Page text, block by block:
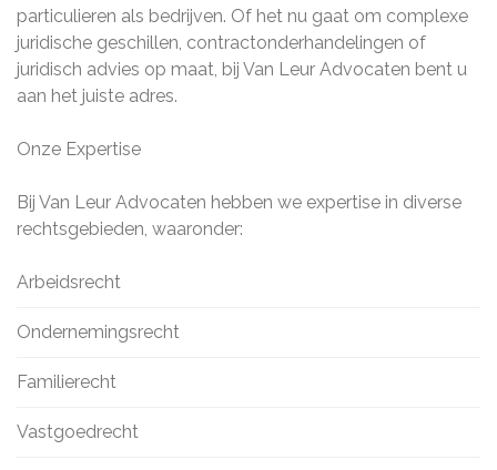
particulieren als bedrijven. Of het nu gaat om complexe
juridische geschillen, contractonderhandelingen of
juridisch advies op maat, bij Van Leur Advocaten bent u
aan het juiste adres.
Onze Expertise
Bij Van Leur Advocaten hebben we expertise in diverse
rechtsgebieden, waaronder:
Arbeidsrecht
Ondernemingsrecht
Familierecht
Vastgoedrecht